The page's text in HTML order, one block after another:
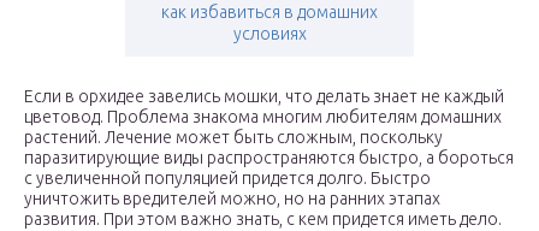
как избавиться в домашних
условиях
Если в орхидее завелись мошки, что делать знает не каждый
цветовод. Проблема знакома многим любителям домашних
растений. Лечение может быть сложным, поскольку
паразитирующие виды распространяются быстро, а бороться
с увеличенной популяцией придется долго. Быстро
уничтожить вредителей можно, но на ранних этапах
развития. При этом важно знать, с кем придется иметь дело.